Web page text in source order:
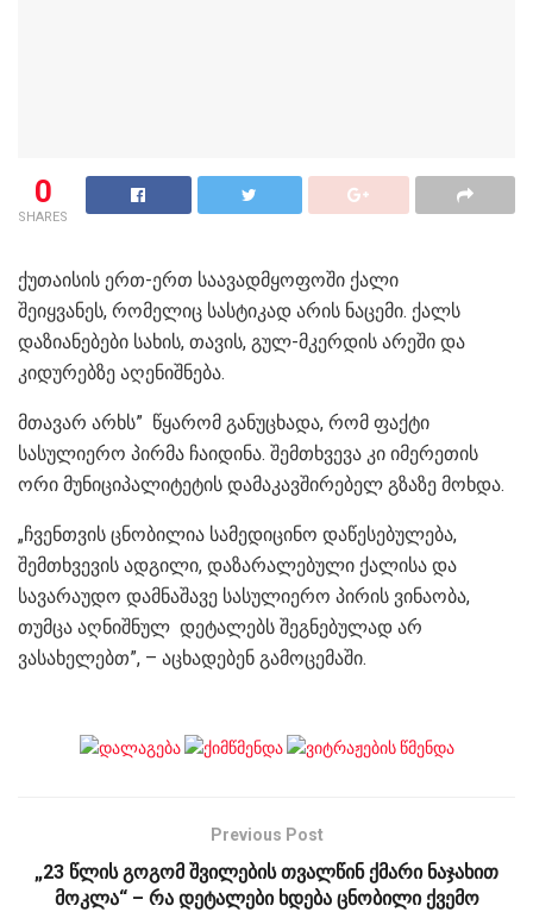
0
SHARES
ქუთაისის ერთ-ერთ საავადმყოფოში ქალი
შეიყვანეს, რომელიც სასტიკად არის ნაცემი. ქალს
დაზიანებები სახის, თავის, გულ-მკერდის არეში და
კიდურებზე აღენიშნება.
მთავარ არხს” წყარომ განუცხადა, რომ ფაქტი
სასულიერო პირმა ჩაიდინა. შემთხვევა კი იმერეთის
ორი მუნიციპალიტეტის დამაკავშირებელ გზაზე მოხდა.
„ჩვენთვის ცნობილია სამედიცინო დაწესებულება,
შემთხვევის ადგილი, დაზარალებული ქალისა და
სავარაუდო დამნაშავე სასულიერო პირის ვინაობა,
თუმცა აღნიშნულ დეტალებს შეგნებულად არ
ვასახელებთ”, – აცხადებენ გამოცემაში.
Previous Post
„23 წლის გოგომ შვილების თვალწინ ქმარი ნაჯახით
მოკლა“ – რა დეტალები ხდება ცნობილი ქვემო